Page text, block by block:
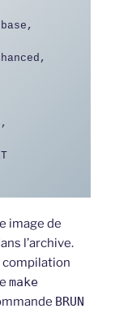
image de
l’archive.
compilation
make
BRUN